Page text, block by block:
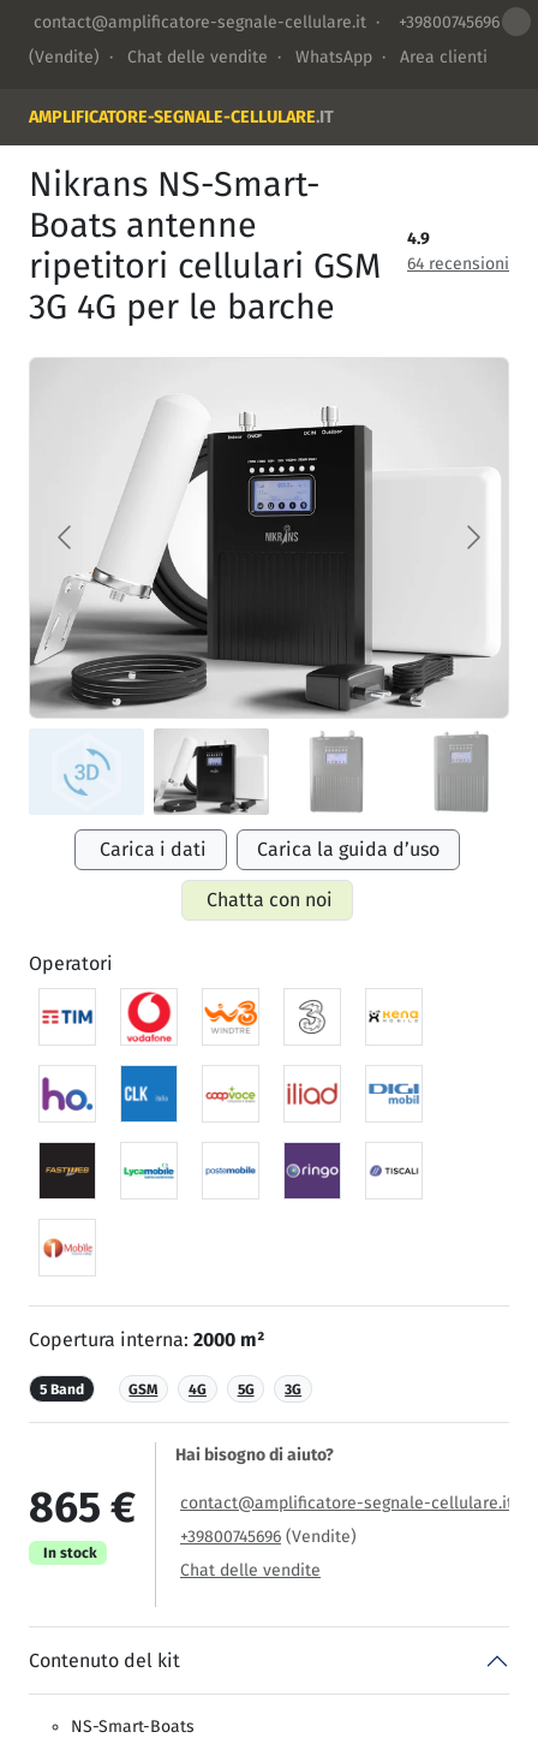
contact@amplificatore-segnale-cellulare.it ·
+39800745696
(Vendite) ·
Chat delle vendite · WhatsApp · Area clienti
AMPLIFICATORE-SEGNALE-CELLULARE.IT
Nikrans NS-Smart-
Boats antenne
ripetitori cellulari GSM
3G 4G per le barche
4.9
64 recensioni
Carica i dati Carica la guida d’uso
Chatta con noi
Operatori
Copertura interna: 2000 m²
5 Band GSM 4G 5G 3G
865 €
In stock
Hai bisogno di aiuto?
contact@amplificatore-segnale-cellulare.it
+39800745696(Vendite)
Chat delle vendite
Contenuto del kit
NS-Smart-Boats